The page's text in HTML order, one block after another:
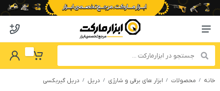
Menu Navigation
My Basket
Password
خانه محصولات ابزار های برقی و شارژی دریل دریل گیربکسی